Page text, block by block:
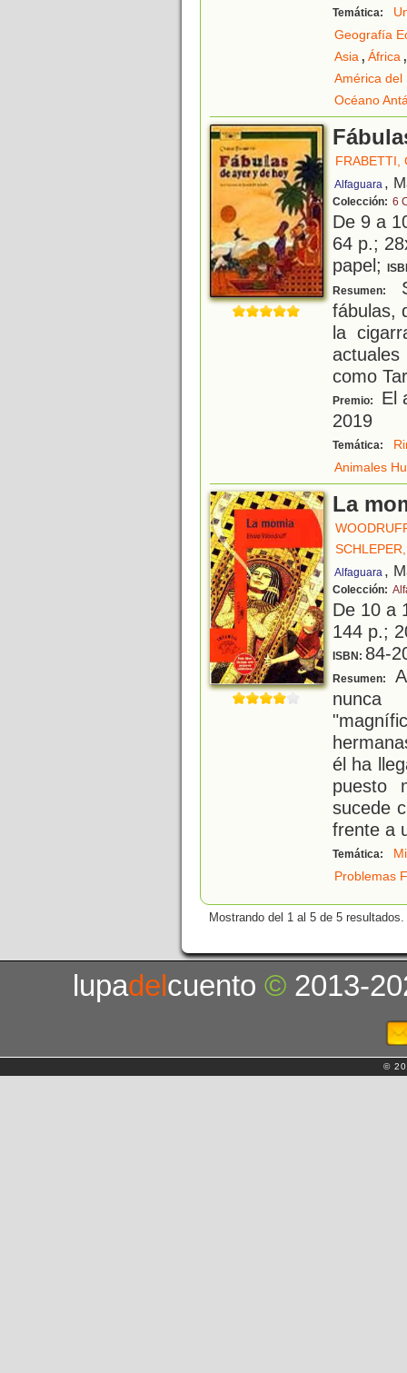
Temática:
Geografía
Asia, África,
América del
Océano
FRABETTI,
Alfaguara ,
Colección: 6
De 9 a
64 p.;
papel;
Resumen:
fábulas,
la
como
Premio:
El
2019
Temática:
Animales
La
Alfaguara ,
Colección:
De 10 a
144 p.;
ISBN: 84-
Resumen:
nunca
él ha
puesto
sucede
frente a
Temática:
Problemas
Mostrando del 1 al 5 de 5 resultados.
lupadelcuento© 2013-
©